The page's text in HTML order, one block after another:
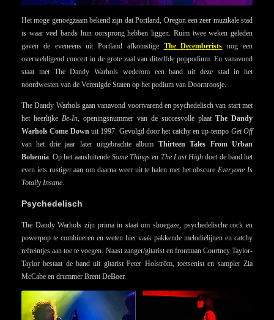
Het moge genoegzaam bekend zijn dat Portland, Oregon een zeer muzikale stad
is waar veel bands hun oorsprong hebben liggen. Ruim twee weken geleden
gaven de eveneens uit Portland afkomstige The Decemberists nog een
overweldigend concert in de grote zaal van ditzelfde poppodium. En vanavond
staat met The Dandy Warhols wederom een band uit deze stad in het
noordwesten van de Verenigde Staten op het podium van Doornroosje.
The Dandy Warhols gaan vanavond voortvarend en psychedelisch van start met
het heerlijke Be-In, openingsnummer van de succesvolle plaat The Dandy
Warhols Come Downuit 1997. Gevolgd door het catchy en up-tempo Get Off
van het drie jaar later uitgebrachte album Thirteen Tales From Urban
Bohemia. Op het aansluitende Some Things en The Last High doet de band het
even iets rustiger aan om daarna weer uit te halen met het obscureEveryone Is
Totally Insane.
Psychedelisch
The Dandy Warhols zijn prima in staat om shoegaze, psychedelische rock en
powerpop te combineren en weten hier vaak pakkende melodielijnen en catchy
refreintjes aan toe te voegen. Naast zanger/gitarist en frontman Courtney Taylor-
Taylor bestaat de band uit gitarist Peter Holström, toetsenist en sampler Zia
McCabe en drummer Brent DeBoer.